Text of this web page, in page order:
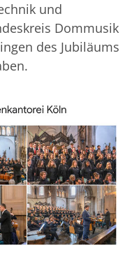
und
Dommusik
des Jubiläums